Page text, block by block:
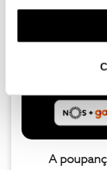
funcionalidade) e
(cookies de
utilização dos
A